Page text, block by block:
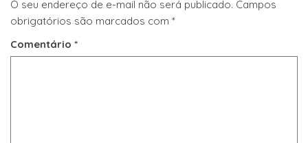
O seu endereço de e-mail não será publicado. Campos
obrigatórios são marcados com *
Comentário *